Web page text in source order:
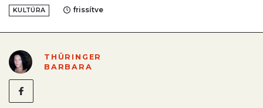
KULTÚRA frissítve
THÜRINGER
BARBARA